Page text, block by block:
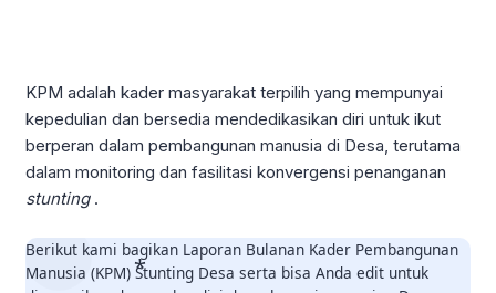
KPM adalah kader masyarakat terpilih yang mempunyai
kepedulian dan bersedia mendedikasikan diri untuk ikut
berperan dalam pembangunan manusia di Desa, terutama
dalam monitoring dan fasilitasi konvergensi penanganan
stunting.
Berikut kami bagikan Laporan Bulanan Kader Pembangunan
Manusia (KPM) Stunting Desa serta bisa Anda edit untuk